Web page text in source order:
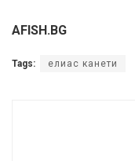
AFISH.BG
Tags: елиас канети